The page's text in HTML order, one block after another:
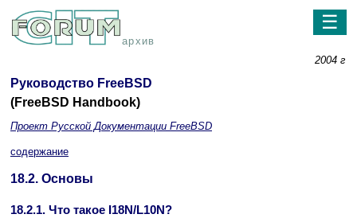
архив
☰
2004 г
Руководство FreeBSD
(FreeBSD Handbook)
Проект Русской Документации FreeBSD
содержание
18.2. Основы
18.2.1. Что такое I18N/L10N?